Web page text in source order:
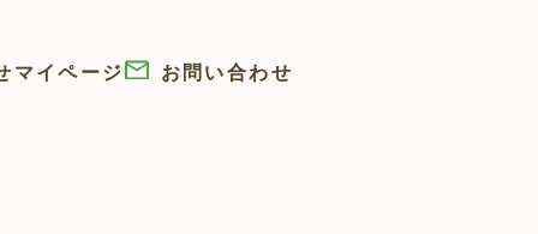
マイページ お問い合わせ